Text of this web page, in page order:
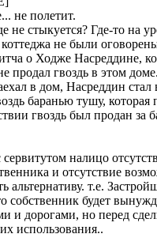
не полетит.
не стыкуется? Где-то на
не были
о Ходже Насреддине,
продал гвоздь в этом
в дом, Насреддин стал
баранью тушу, которая
гвоздь был продан за
сервитутом налицо
и отсутствие
альтернативу. т.е.
собственник будет
и дорогами, но перед
использования..